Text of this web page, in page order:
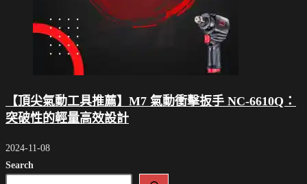
【頂尖氣動工具推薦】M7 氣動衝擊扳手 NC-6610Q：
突破性的輕量高效設計
2024-11-08
Search